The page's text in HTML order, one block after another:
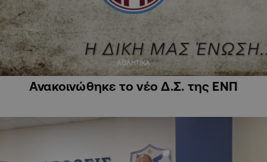
ΑΘΛΗΤΙΚΑ
Ανακοινώθηκε το νέο Δ.Σ. της ΕΝΠ